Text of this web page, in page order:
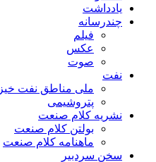
یادداشت
چندرسانه
فیلم
عکس
صوت
نفت
ملی مناطق نفت خیز
پتروشیمی
نشریه کلام صنعت
بولتن کلام صنعت
ماهنامه کلام صنعت
سخن سردبیر